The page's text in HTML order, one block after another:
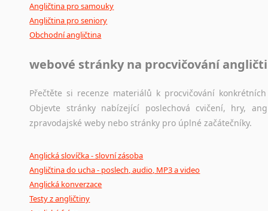
Angličtina pro samouky
Angličtina pro seniory
Obchodní angličtina
webové stránky na procvičování
Přečtěte si recenze materiálů k procvičování
Objevte stránky nabízející poslechová cvičení, hry,
zpravodajské weby nebo stránky pro úplné začátečníky.
Anglická slovíčka - slovní zásoba
Angličtina do ucha - poslech, audio, MP3 a video
Anglická konverzace
Testy z angličtiny